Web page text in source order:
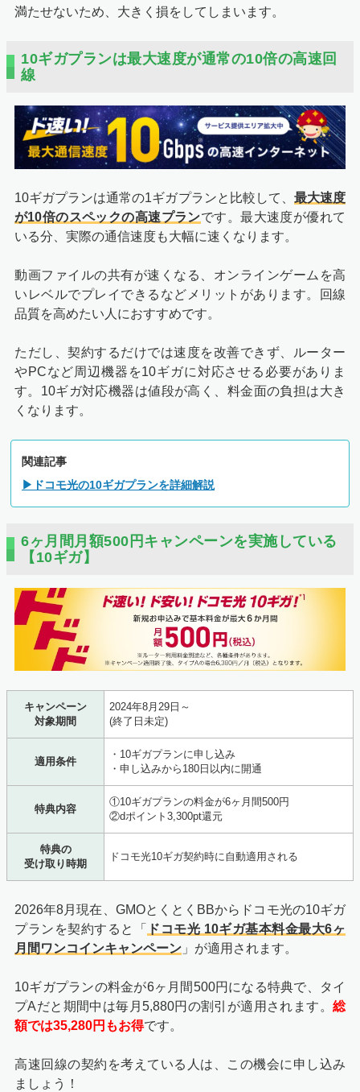
満たせないため、大きく損をしてしまいます。
10ギガプランは最大速度が通常の10倍の高速回
線
10ギガプランは通常の1ギガプランと比較して、 最大速度
が10倍のスペックの高速プランです。最大速度が優れて
いる分、実際の通信速度も大幅に速くなります。
動画ファイルの共有が速くなる、オンラインゲームを高
いレベルでプレイできるなどメリットがあります。回線
品質を高めたい人におすすめです。
ただし、契約するだけでは速度を改善できず、ルーター
やPCなど周辺機器を10ギガに対応させる必要がありま
す。10ギガ対応機器は値段が高く、料金面の負担は大き
くなります。
関連記事
▶ドコモ光の10ギガプランを詳細解説
6ヶ月間月額500円キャンペーンを実施している
【10ギガ】
キャンペーン
対象期間
2024年8月29日～
(終了日未定)
適用条件
・10ギガプランに申し込み
・申し込みから180日以内に開通
特典内容
①10ギガプランの料金が6ヶ月間500円
②dポイント3,300pt還元
特典の
受け取り時期
ドコモ光10ギガ契約時に自動適用される
2026年8月現在、GMOとくとくBBからドコモ光の10ギガ
プランを契約すると「
ドコモ光 10ギガ基本料金最大6ヶ
月間ワンコインキャンペーン 」が適用されます。
10ギガプランの料金が6ヶ月間500円になる特典で、タイ
プAだと期間中は毎月5,880円の割引が適用されます。 総
額では35,280円もお得です。
高速回線の契約を考えている人は、この機会に申し込み
ましょう！